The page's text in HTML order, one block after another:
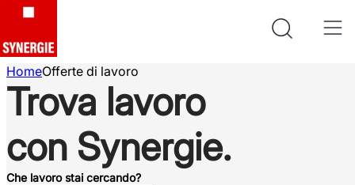
HomeOfferte di lavoro
Trova lavoro
con Synergie.
Che lavoro stai cercando?